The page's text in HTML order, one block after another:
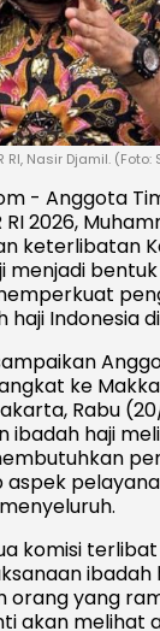
RI, Nasir Djamil. (Foto:
- Anggota
RI 2026,
keterlibatan
menjadi
Indonesia
ke
Rabu
ibadah haji
aspek
komisi
ibadah
orang yang
akan melihat